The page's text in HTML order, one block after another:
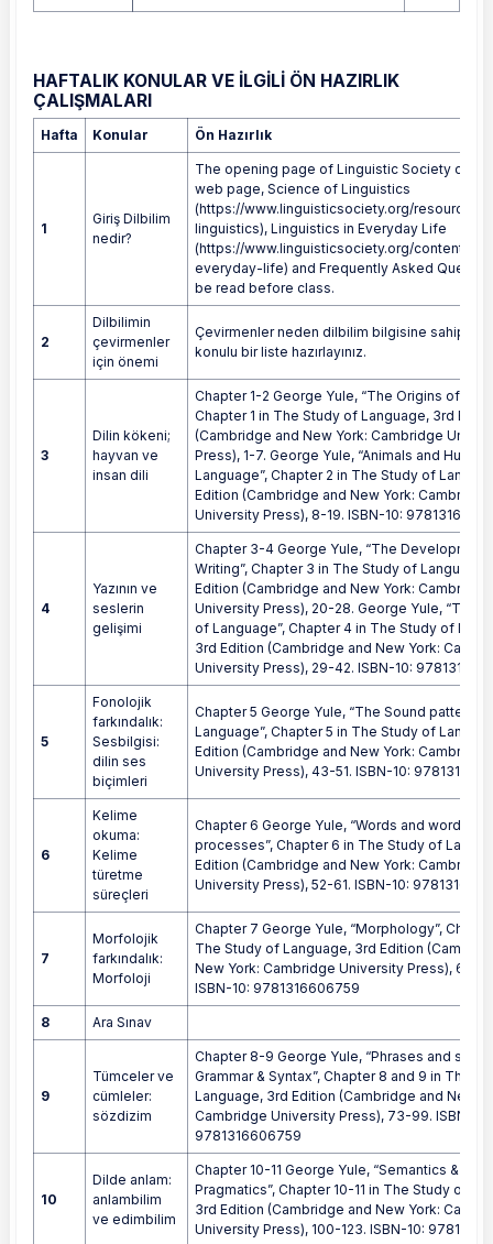
HAFTALIK KONULAR VE İLGİLİ ÖN HAZIRLIK
ÇALIŞMALARI
Hafta Konular Ön Hazırlık
1
Giriş Dilbilim
nedir?
The opening page of Linguistic Society of
web page, Science of Linguistics
(https://www.linguisticsociety.org/resource/
linguistics), Linguistics in Everyday Life
(https://www.linguisticsociety.org/content/
everyday-life) and Frequently Asked
be read before class.
2
Dilbilimin
çevirmenler
için önemi
Çevirmenler neden dilbilim bilgisine sahip
konulu bir liste hazırlayınız.
3
Dilin kökeni;
hayvan ve
insan dili
Chapter 1-2 George Yule, “The Origins of
Chapter 1 in The Study of Language, 3rd
(Cambridge and New York: Cambridge
Press), 1-7. George Yule, “Animals and Human
Language”, Chapter 2 in The Study of
Edition (Cambridge and New York: Cambridge
University Press), 8-19. ISBN-10:
4
Yazının ve
seslerin
gelişimi
Chapter 3-4 George Yule, “The
Writing”, Chapter 3 in The Study of Language,
Edition (Cambridge and New York: Cambridge
University Press), 20-28. George Yule, “The
of Language”, Chapter 4 in The Study of
3rd Edition (Cambridge and New York:
University Press), 29-42. ISBN-10:
5
Fonolojik
farkındalık:
Sesbilgisi:
dilin ses
biçimleri
Chapter 5 George Yule, “The Sound patterns
Language”, Chapter 5 in The Study of
Edition (Cambridge and New York: Cambridge
University Press), 43-51. ISBN-10:
6
Kelime
okuma:
Kelime
türetme
süreçleri
Chapter 6 George Yule, “Words and word
processes”, Chapter 6 in The Study of
Edition (Cambridge and New York: Cambridge
University Press), 52-61. ISBN-10:
7
Morfolojik
farkındalık:
Morfoloji
Chapter 7 George Yule, “Morphology”,
The Study of Language, 3rd Edition
New York: Cambridge University Press), 62-
ISBN-10: 9781316606759
8 Ara Sınav
9
Tümceler ve
cümleler:
sözdizim
Chapter 8-9 George Yule, “Phrases and
Grammar & Syntax”, Chapter 8 and 9 in The
Language, 3rd Edition (Cambridge and New
Cambridge University Press), 73-99. ISBN-10:
9781316606759
10
Dilde anlam:
anlambilim
ve edimbilim
Chapter 10-11 George Yule, “Semantics &
Pragmatics”, Chapter 10-11 in The Study of
3rd Edition (Cambridge and New York:
University Press), 100-123. ISBN-10: